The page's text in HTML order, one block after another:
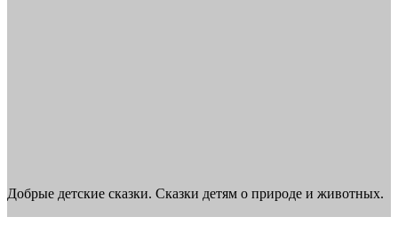
Добрые детские сказки. Сказки детям о природе и животных.